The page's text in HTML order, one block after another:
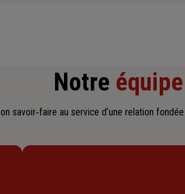
Notre équipe
savoir‑faire au service d’une relation